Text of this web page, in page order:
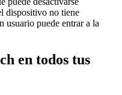
dispositivo no tiene
usuario puede entrar a la
en todos tus